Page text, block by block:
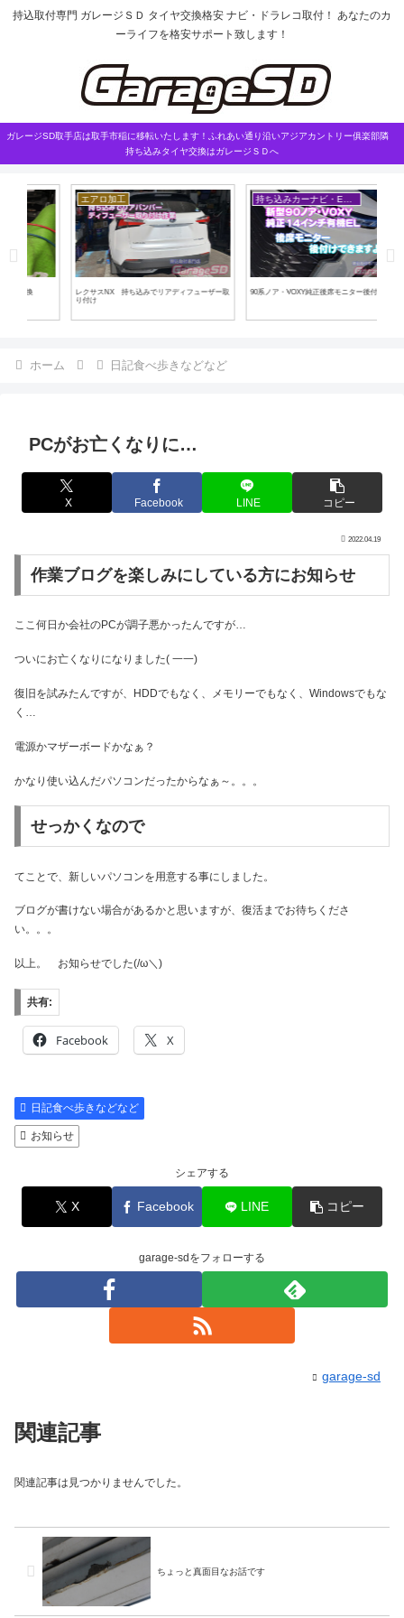
持込取付専門 ガレージＳＤ タイヤ交換格安 ナビ・ドラレコ取付！ あなたのカ
ーライフを格安サポート致します！
ガレージSD取手店は取手市稲に移転いたします！ふれあい通り沿いアジアカントリー俱楽部隣
持ち込みタイヤ交換はガレージＳＤへ
エアロ加工
レクサスNX 持ち込みでリアディフューザー取
持ち込みカーナビ・ETCなど
90系ノア・VOXY純正後席モニター後付け
ホーム 日記食べ歩きなどなど
PCがお亡くなりに…
X Facebook LINE コピー
2022.04.19
作業ブログを楽しみにしている方にお知らせ
ここ何日か会社のPCが調子悪かったんですが…
ついにお亡くなりになりました( 一一)
復旧を試みたんですが、HDDでもなく、メモリーでもなく、Windowsでもな
く…
電源かマザーボードかなぁ？
かなり使い込んだパソコンだったからなぁ～。。。
せっかくなので
てことで、新しいパソコンを用意する事にしました。
ブログが書けない場合があるかと思いますが、復活までお待ちくださ
い。。。
以上。 お知らせでした(/ω＼)
共有:
Facebook X
日記食べ歩きなどなど
お知らせ
シェアする
X Facebook LINE コピー
garage-sdをフォローする
garage-sd
関連記事
関連記事は見つかりませんでした。
ちょっと真面目なお話です